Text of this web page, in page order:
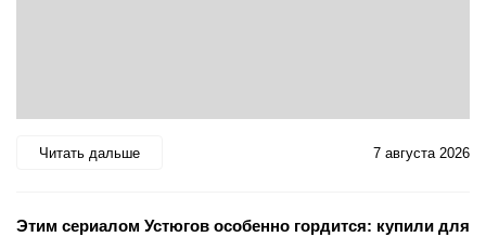
Читать дальше 7 августа 2026
Этим сериалом Устюгов особенно гордится: купили для